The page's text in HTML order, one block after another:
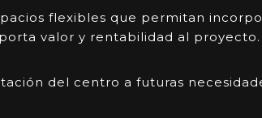
flexibles que permitan
valor y rentabilidad al proyecto.
del centro a futuras